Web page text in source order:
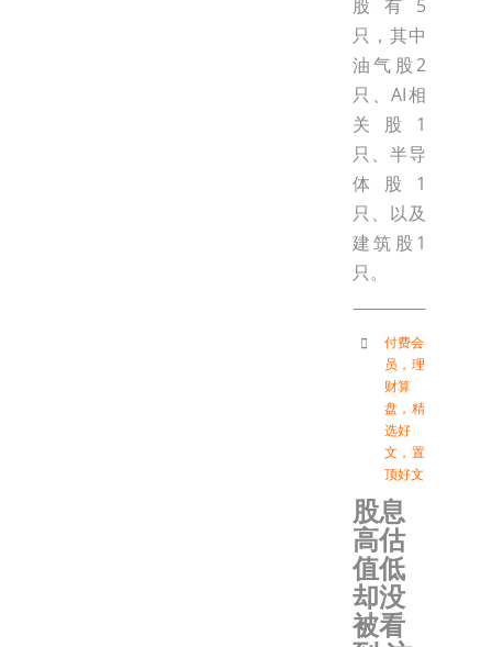
股有5
只，其中
油气股2
只、AI相
关股1
只、半导
体股1
只、以及
建筑股1
只。
付费会
员 ， 理
财算
盘 ， 精
选好
文 ， 置
顶好文
股息
高估
值低
却没
被看